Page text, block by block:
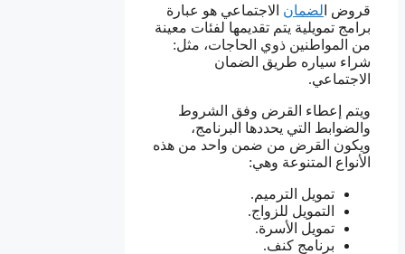
قروض ا لضمان الاجتماعي هو عبارة
برامج تمويلية يتم تقديمها لفئات معينة
من المواطنين ذوي الحاجات، مثل:
شراء سياره طريق الضمان
الاجتماعي.
ويتم إعطاء القرض وفق الشروط
والضوابط التي يحددها البرنامج،
ويكون القرض من ضمن واحد من هذه
الأنواع المتنوعة وهي:
تمويل الترميم.
التمويل للزواج.
تمويل الأسرة.
برنامج كنف.